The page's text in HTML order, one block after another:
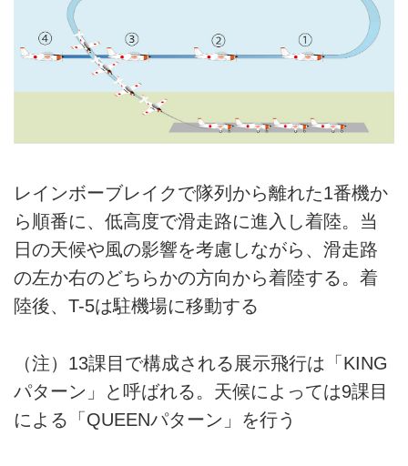
レインボーブレイクで隊列から離れた1番機か
ら順番に、低高度で滑走路に進入し着陸。当
日の天候や風の影響を考慮しながら、滑走路
の左か右のどちらかの方向から着陸する。着
陸後、T-5は駐機場に移動する
（注）13課目で構成される展示飛行は「KING
パターン」と呼ばれる。天候によっては9課目
による「QUEENパターン」を行う